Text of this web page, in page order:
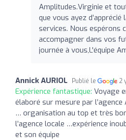
Amplitudes.Virginie et
que vous ayez d’apprécié
services. Nous espérons
accompagner dans vos
journée à vous,L'équipe
Annick AURIOL Publié le 2
Expérience fantastique: Voyage
élaboré sur mesure par
… organisation au top et très
l’agence locale …expérience
et son équipe